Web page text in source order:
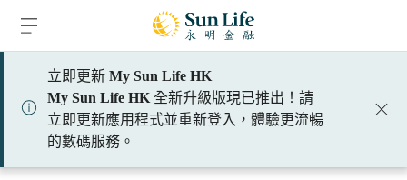
立即更新 My Sun Life HK
My Sun Life HK 全新升級版現已推出！請
立即更新應用程式並重新登入，體驗更流暢
的數碼服務。